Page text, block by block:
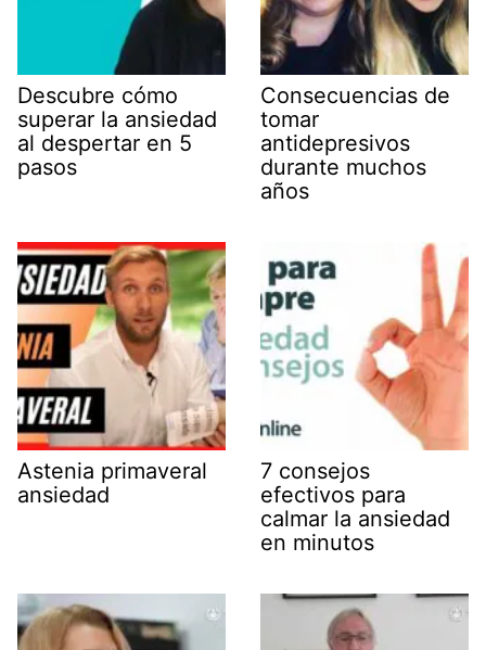
Descubre cómo
superar la ansiedad
al despertar en 5
pasos
Consecuencias de
tomar
antidepresivos
durante muchos
años
Astenia primaveral
ansiedad
7 consejos
efectivos para
calmar la ansiedad
en minutos